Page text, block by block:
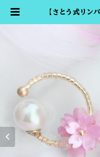
【さとう式リン
の付ける美顔